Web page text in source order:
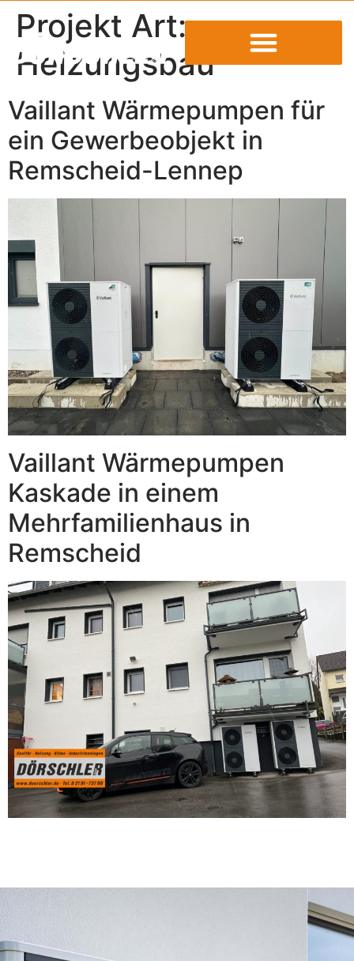
Projekt Art:
Heizungsbau
Vaillant Wärmepumpen für
ein Gewerbeobjekt in
Remscheid-Lennep
Vaillant Wärmepumpen
Kaskade in einem
Mehrfamilienhaus in
Remscheid